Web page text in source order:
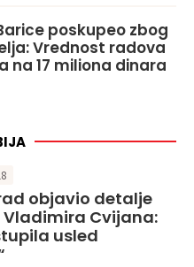
poskupeo zbog
Vrednost radova
na 17 miliona dinara
objavio detalje
Cvijana:
usled